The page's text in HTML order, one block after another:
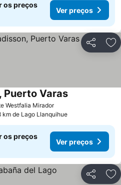
os preços
Ver preços
Partilhar
Westfalia Mirador
Puerto Varas
km de Lago Llanquihue
os preços
Ver preços
Partilhar